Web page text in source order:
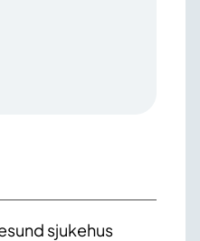
sjukehus